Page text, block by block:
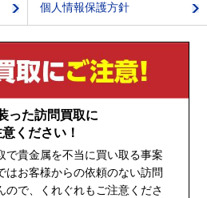
個人情報保護方針
った訪問買取に
ください！
で貴金属を不当に買い取る事案
はお客様からの依頼のない訪問
ので、くれぐれもご注意くださ